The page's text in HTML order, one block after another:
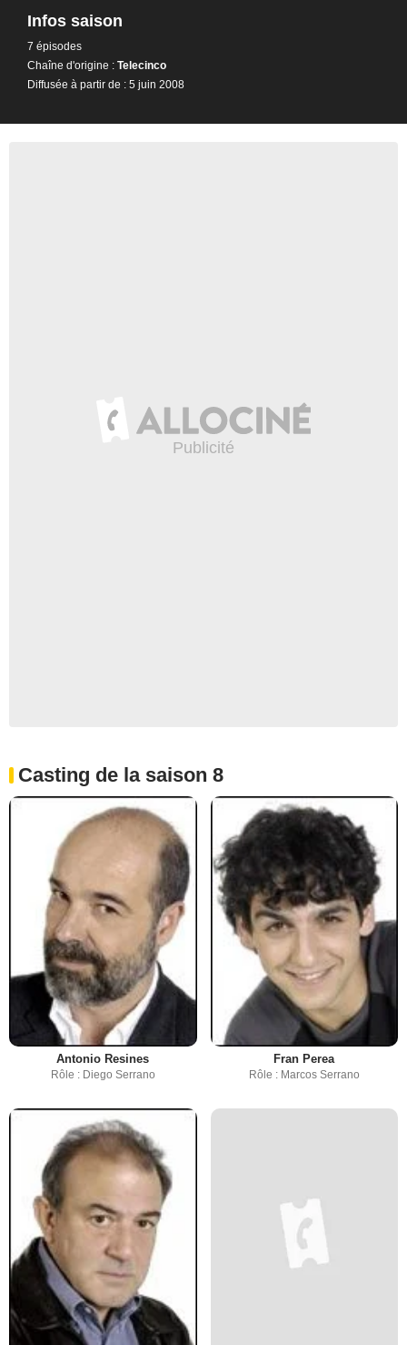
Infos saison
7 épisodes
Chaîne d'origine : Telecinco
Diffusée à partir de : 5 juin 2008
Casting de la saison 8
Antonio Resines
Rôle : Diego Serrano
Fran Perea
Rôle : Marcos Serrano